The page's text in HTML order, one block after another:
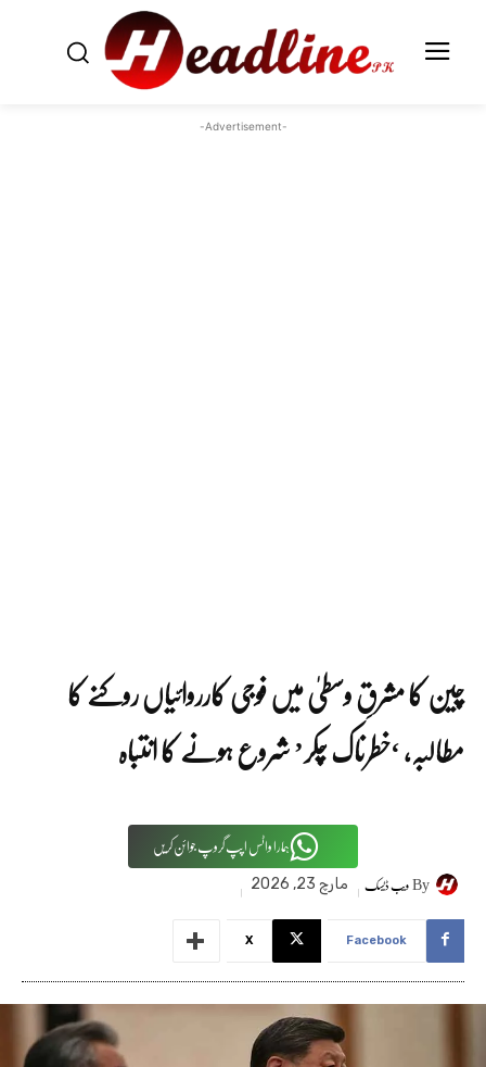
-Advertisement-
چین کا مشرقِ وسطیٰ میں فوجی کارروائیاں روکنے کا
مطالبہ، ‘خطرناک چکر’ شروع ہونے کا انتباہ
ہمارا واٹس اپپ گروپ جوائن کریں
Byویب ڈیسک مارچ 23, 2026
Facebook
X